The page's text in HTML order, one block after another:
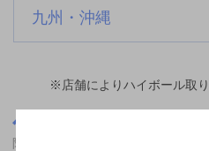
九州・沖縄
※店舗によりハイボール取
阿波座駅(大阪府)周辺500m,居酒屋